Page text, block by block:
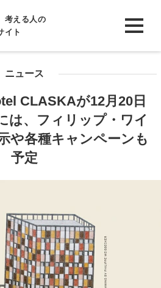
考える人の
イト
ニュース
CLASKAが12月20日
は、フィリップ・ワイ
や各種キャンペーンも
予定